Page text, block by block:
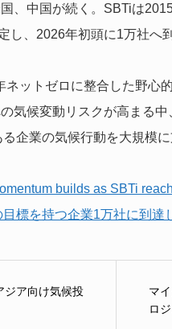
、中国が続く。SBTiは
し、2026年初頭に1万社へ
ットゼロに整合した野心
気候変動リスクが高まる
企業の気候行動を大規模に
builds as SBTi
標を持つ企業1万社に到
ジア向け気候投
マ
ロ